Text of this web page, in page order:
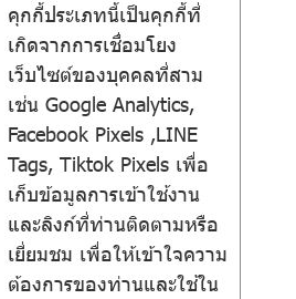
คุกกี้ประเภทนี้เป็นคุกกี้ที่
เกิดจากการเชื่อมโยง
เว็บไซต์ของบุคคลที่สาม
เช่น Google Analytics,
Facebook Pixels ,LINE
Tags, Tiktok Pixels เพื่อ
เก็บข้อมูลการเข้าใช้งาน
และลิงก์ที่ท่านติดตามหรือ
เยี่ยมชม เพื่อให้เข้าใจความ
ต้องการของท่านและใช้ใน